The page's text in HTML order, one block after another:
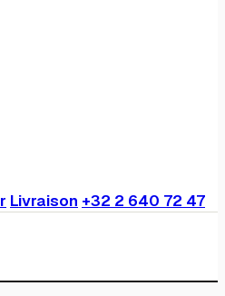
Livraison +32 2 640 72 47